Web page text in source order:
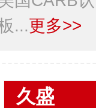
...更多>>
久盛